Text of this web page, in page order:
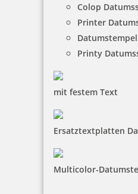
Colop
Printer
Printy
mit festem Text
Ersatztextplatten
Multicolor-
Jetzt gestalten